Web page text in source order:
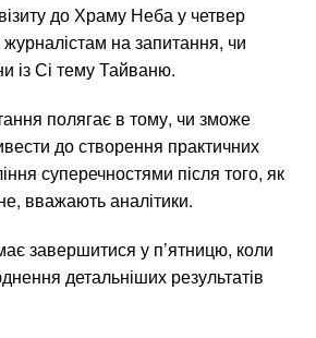
до Храму Неба у четвер
на запитання, чи
із Сі тему Тайваню.
полягає в тому, чи зможе
до створення практичних
суперечностями після того, як
вважають аналітики.
завершитися у п’ятницю, коли
детальніших результатів